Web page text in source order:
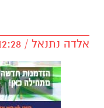
אלדה נתנאל / 12:28 05.07.26